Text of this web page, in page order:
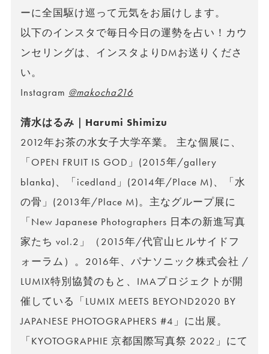
ーに全国駆け巡って元気をお届けします。
以下のインスタで毎日今日の運勢を占い！カウ
ンセリングは、インスタよりDMお送りくださ
い。
Instagram @makocha216
清水はるみ｜Harumi Shimizu
2012年お茶の水女子大学卒業。 主な個展に、
「OPEN FRUIT IS GOD」(2015年/gallery
blanka)、「icedland」(2014年/Place M)、「水
の骨」(2013年/Place M)。主なグループ展に
「New Japanese Photographers 日本の新進写真
家たち vol.2」（2015年/代官山ヒルサイドフ
ォーラム）。2016年、パナソニック株式会社 /
LUMIX特別協賛のもと、IMAプロジェクトが開
催している「LUMIX MEETS BEYOND2020 BY
JAPANESE PHOTOGRAPHERS #4」に出展。
「KYOTOGRAPHIE 京都国際写真祭 2022」にて